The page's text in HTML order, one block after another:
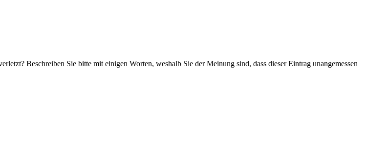
Beschreiben Sie bitte mit einigen Worten, weshalb Sie der Meinung sind, dass dieser Eintrag unangemessen